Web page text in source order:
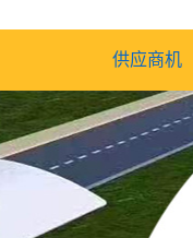
供应商机